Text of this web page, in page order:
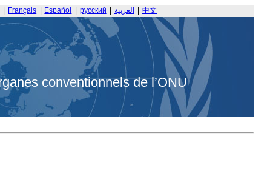
Français Español русский العربية 中文
conventionnels de l’ONU